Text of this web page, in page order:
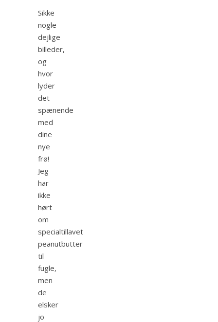
Sikke
nogle
dejlige
billeder,
og
hvor
lyder
det
spænende
med
dine
nye
frø!
Jeg
har
ikke
hørt
om
specialtillavet
peanutbutter
til
fugle,
men
de
elsker
jo